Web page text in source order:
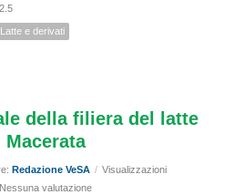
Latte e derivati
della filiera del latte
Redazione VeSA / Visualizzazioni
valutazione